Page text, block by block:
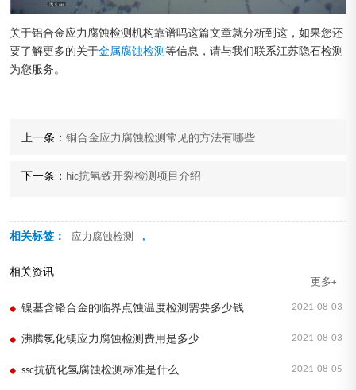
关于铝合金应力腐蚀检测机构靠谱吗这篇文章就分析到这，如果您还
要了解更多的关于金属腐蚀检测等信息，请与我们联系江苏隐石检测
为您服务。
上一条： 铜合金应力腐蚀检测常见的方法有哪些
下一条： hic抗氢致开裂检测项目介绍
相关标签： 应力腐蚀检测 ,
相关资讯
更多+
2021-08-03
镍基含铬合金的临界点蚀温度检测需要多少钱
2021-08-03
沸腾氯化镁应力腐蚀检测费用是多少
2021-08-05
ssc抗硫化氢腐蚀检测标准是什么